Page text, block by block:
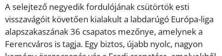
A selejtező negyedik fordulójának csütörtök esti
visszavágóit követően kialakult a labdarúgó Európa-liga
alapszakaszának 36 csapatos mezőnye, amelynek a
Ferencváros is tagja. Egy biztos, újabb nyolc, nagyon